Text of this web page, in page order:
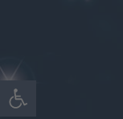
Werkzeugleiste öffnen